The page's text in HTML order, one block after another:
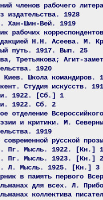
членов рабочего
издательства. 1928
Хан-Шин-Вей. 1919
рабочих
Н.Н. Асеева. М.
путь. 1917. Вып. 25
Третьякова; Агит-
1920
Школа командиров.
Студия искусств.
1922. [Сб.] 1
1922. Сб. 2
отделение
и критики. М.
1919
современной русской
Пг. Мысль. 1922. [Кн.] 1
Пг. Мысль. 1923. [Кн.] 2
Л. Мысль. 1925. [Кн.] 3
в память первого
альманах для всех. Л.
коллектива